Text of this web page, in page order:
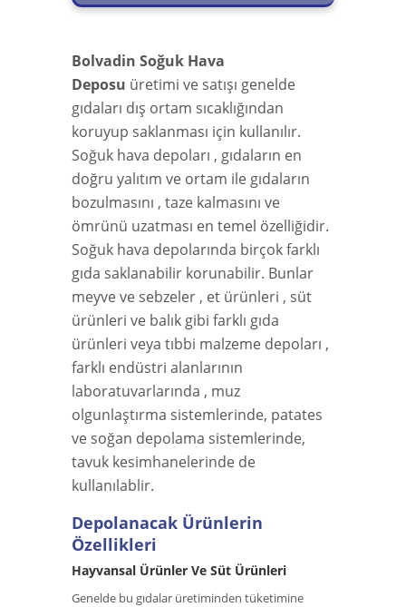
Bolvadin Soğuk Hava
Deposu üretimi ve satışı genelde
gıdaları dış ortam sıcaklığından
koruyup saklanması için kullanılır.
Soğuk hava depoları , gıdaların en
doğru yalıtım ve ortam ile gıdaların
bozulmasını , taze kalmasını ve
ömrünü uzatması en temel özelliğidir.
Soğuk hava depolarında birçok farklı
gıda saklanabilir korunabilir. Bunlar
meyve ve sebzeler , et ürünleri , süt
ürünleri ve balık gibi farklı gıda
ürünleri veya tıbbi malzeme depoları ,
farklı endüstri alanlarının
laboratuvarlarında , muz
olgunlaştırma sistemlerinde, patates
ve soğan depolama sistemlerinde,
tavuk kesimhanelerinde de
kullanılablir.
Depolanacak Ürünlerin
Özellikleri
Hayvansal Ürünler Ve Süt Ürünleri
Genelde bu gıdalar üretiminden tüketimine